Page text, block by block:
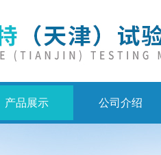
产品展示 公司介绍